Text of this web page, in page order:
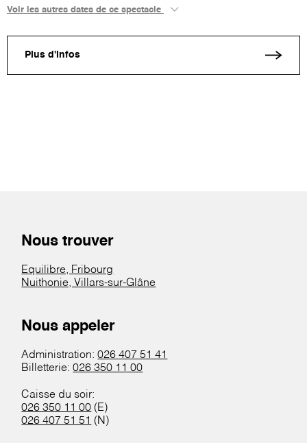
Voir les autres dates de ce spectacle
Plus d'infos
Nous trouver
Equilibre, Fribourg
Nuithonie, Villars-sur-Glâne
Nous appeler
Administration:026 407 51 41
Billetterie:026 350 11 00
Caisse du soir:
026 350 11 00 (E)
026 407 51 51 (N)